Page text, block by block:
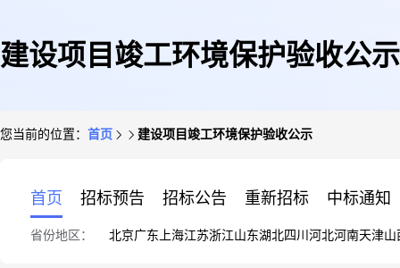
建设项目竣工环境保护验收公示
您当前的位置： 首页 建设项目竣工环境保护验收公示
首页 招标预告 招标公告 重新招标 中标通知
省份地区： 北京广东 上海江苏浙江山东湖北四川 河北河南天津山